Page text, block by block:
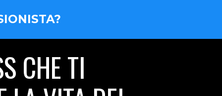
CHE TI